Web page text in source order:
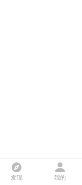
发现 我的